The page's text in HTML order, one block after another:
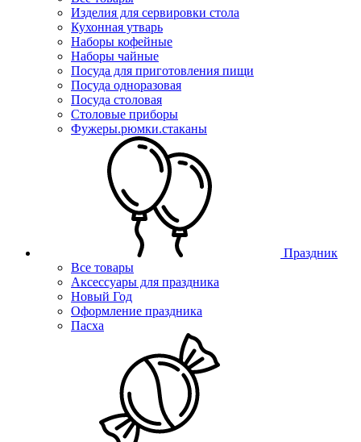
Изделия для сервировки стола
Кухонная утварь
Наборы кофейные
Наборы чайные
Посуда для приготовления пищи
Посуда одноразовая
Посуда столовая
Столовые приборы
Фужеры.рюмки.стаканы
Праздник
Все товары
Аксессуары для праздника
Новый Год
Оформление праздника
Пасха